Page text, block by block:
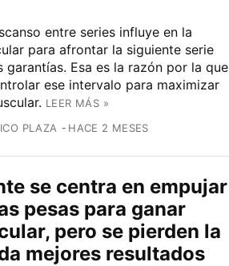
entre series influye en la
para afrontar la siguiente serie
garantías. Esa es la razón por la que
ese intervalo para maximizar
LEER MÁS »
PLAZA HACE 2 MESES
se centra en empujar
pesas para ganar
pero se pierden la
mejores resultados